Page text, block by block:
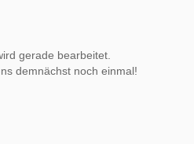
gerade bearbeitet.
demnächst noch einmal!